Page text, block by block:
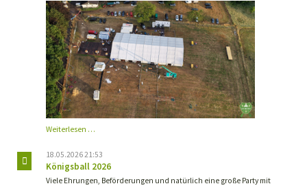
Weiterlesen …Schützenfest
2026
18.05.2026 21:53
Königsball 2026
Viele Ehrungen, Beförderungen und natürlich eine große Party mit